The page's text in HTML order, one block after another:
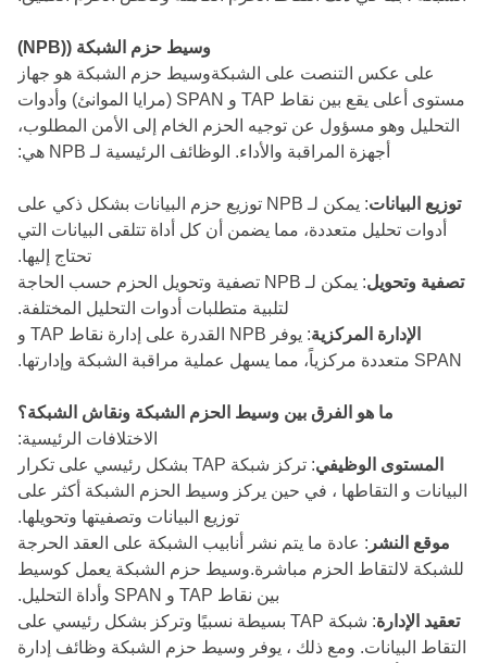
وسيط حزم الشبكة ((NPB)
على عكس التنصت على الشبكةوسيط حزم الشبكة هو جهاز
مستوى أعلى يقع بين نقاط TAP و SPAN (مرايا الموانئ) وأدوات
التحليل وهو مسؤول عن توجيه الحزم الخام إلى الأمن المطلوب،
أجهزة المراقبة والأداء. الوظائف الرئيسية لـ NPB هي:
توزيع البيانات
: يمكن لـ NPB توزيع حزم البيانات بشكل ذكي على
أدوات تحليل متعددة، مما يضمن أن كل أداة تتلقى البيانات التي
تحتاج إليها.
تصفية وتحويل
: يمكن لـ NPB تصفية وتحويل الحزم حسب الحاجة
لتلبية متطلبات أدوات التحليل المختلفة.
الإدارة المركزية
: يوفر NPB القدرة على إدارة نقاط TAP و
SPAN متعددة مركزياً، مما يسهل عملية مراقبة الشبكة وإدارتها.
ما هو الفرق بين وسيط الحزم الشبكة ونقاش الشبكة؟
الاختلافات الرئيسية:
المستوى الوظيفي
: تركز شبكة TAP بشكل رئيسي على تكرار
البيانات و التقاطها ، في حين يركز وسيط الحزم الشبكة أكثر على
توزيع البيانات وتصفيتها وتحويلها.
موقع النشر : عادة ما يتم نشر أنابيب الشبكة على العقد الحرجة
للشبكة لالتقاط الحزم مباشرة.وسيط حزم الشبكة يعمل كوسيط
بين نقاط TAP و SPAN وأداة التحليل.
تعقيد الإدارة
: شبكة TAP بسيطة نسبيًا وتركز بشكل رئيسي على
التقاط البيانات. ومع ذلك ، يوفر وسيط حزم الشبكة وظائف إدارة